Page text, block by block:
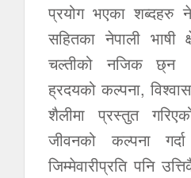
प्रयोग भएका शब्दहरु
सहितका नेपाली भाषी
चल्तीको नजिक छ्न
ह्रदयको कल्पना,
शैलीमा प्रस्तुत
जीवनको कल्पना
जिम्मेवारीप्रति पनि